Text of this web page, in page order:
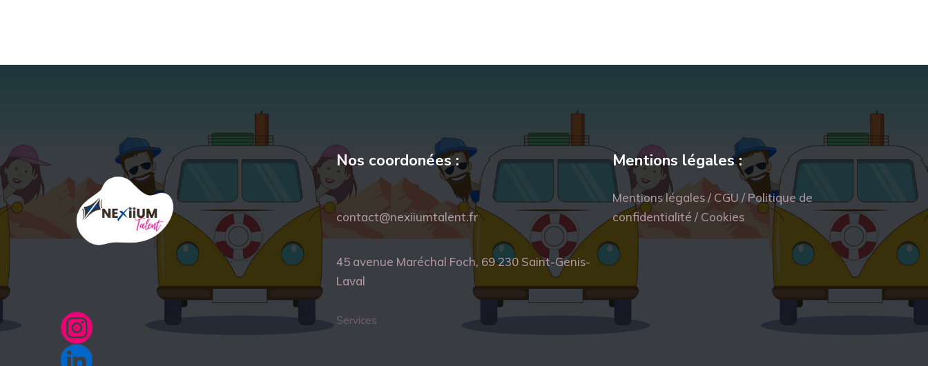
Nos coordonées :
contact@nexiiumtalent.fr
45 avenue Maréchal Foch, 69 230 Saint-Genis-
Laval
Mentions légales :
Mentions légales / CGU / Politique de
confidentialité / Cookies
Services